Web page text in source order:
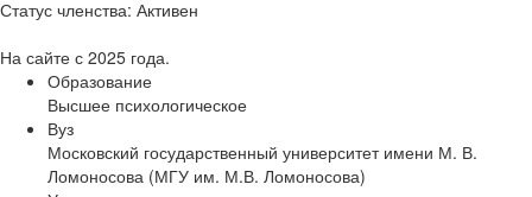
Статус членства: Активен
На сайте с 2025 года.
Образование
Высшее психологическое
Вуз
Московский государственный университет имени М. В.
Ломоносова (МГУ им. М.В. Ломоносова)